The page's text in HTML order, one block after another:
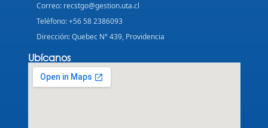
Correo: recstgo@gestion.uta.cl
Teléfono: +56 58 2386093
Dirección: Quebec N° 439, Providencia
Ubícanos